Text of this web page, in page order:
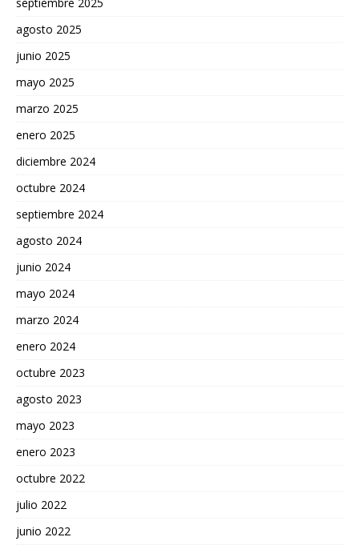
agosto 2025
junio 2025
mayo 2025
marzo 2025
enero 2025
diciembre 2024
octubre 2024
septiembre 2024
agosto 2024
junio 2024
mayo 2024
marzo 2024
enero 2024
octubre 2023
agosto 2023
mayo 2023
enero 2023
octubre 2022
julio 2022
junio 2022